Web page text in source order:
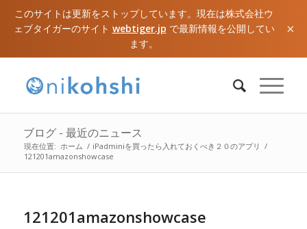
このサイトは更新をストップしています。現在は株式会社ウ
ェブタイガーのサイト webtiger.jp で最新情報を公開してい
ます。
×
ブログ - 最近のニュース
現在位置: ホーム / iPadminiを買ったら入れておくべき２０のアプリ /
121201amazonshowcase
121201amazonshowcase